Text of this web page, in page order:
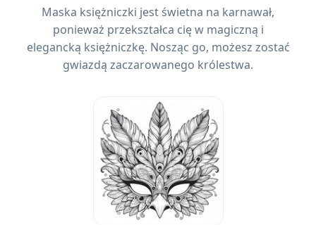
Maska księżniczki jest świetna na karnawał,
ponieważ przekształca cię w magiczną i
elegancką księżniczkę. Nosząc go, możesz zostać
gwiazdą zaczarowanego królestwa.